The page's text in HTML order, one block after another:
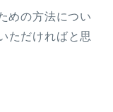
めの方法につい
ただければと思